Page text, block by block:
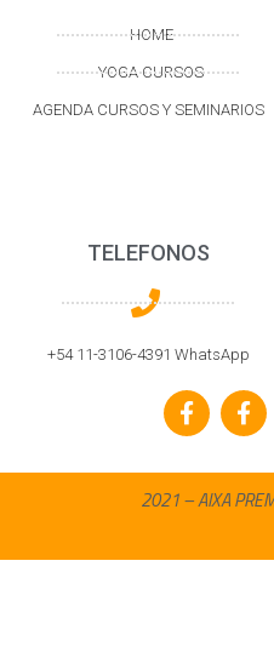
HOME
YOGA CURSOS
AGENDA CURSOS Y SEMINARIOS
TELEFONOS
+54 11-3106-4391 WhatsApp
2021 – AIXA